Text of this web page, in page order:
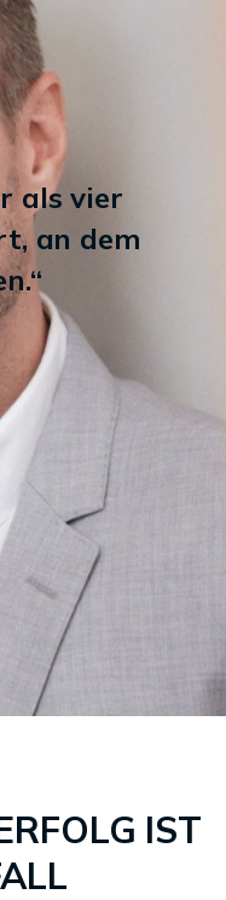
als vier
an dem
IST